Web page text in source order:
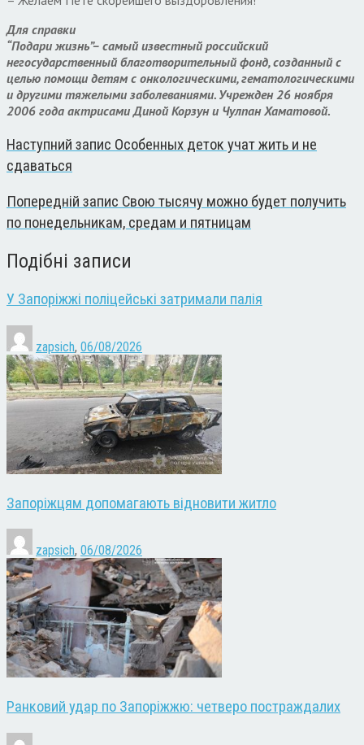
Для справки
“Подари жизнь”– самый известный российский
негосударственный благотворительный фонд, созданный с
целью помощи детям с онкологическими, гематологическими
и другими тяжелыми заболеваниями. Учрежден 26 ноября
2006 года актрисами Диной Корзун и Чулпан Хаматовой.
Наступний запис Особенных деток учат жить и не
сдаваться
Попередній запис Свою тысячу можно будет получить
по понедельникам, средам и пятницам
Подібні записи
У Запоріжжі поліцейські затримали палія
zapsich, 06/08/2026
Запоріжцям допомагають відновити житло
zapsich, 06/08/2026
Ранковий удар по Запоріжжю: четверо постраждалих